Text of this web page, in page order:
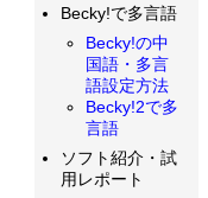
Becky!で多言語
Becky!の中
国語・多言
語設定方法
Becky!2で多
言語
ソフト紹介・試
用レポート